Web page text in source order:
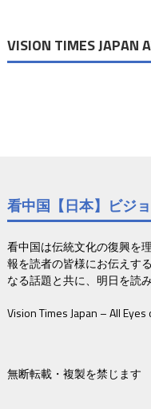
VISION TIMES JAPAN
看中国【日本】ビジ
看中国は伝統文化の復興を
報を読者の皆様にお伝えす
なる話題と共に、明日を読
Vision Times Japan – All Eyes
無断転載・複製を禁じます